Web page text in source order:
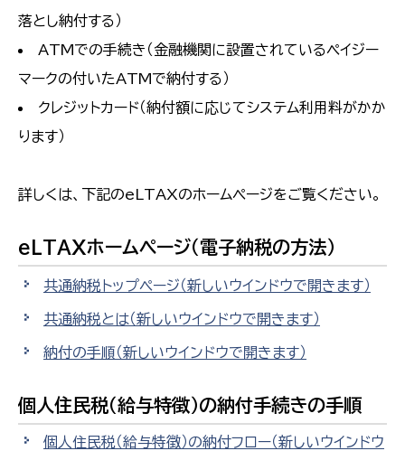
落とし納付する）
ATMでの手続き（金融機関に設置されているペイジー
マークの付いたATMで納付する）
クレジットカード（納付額に応じてシステム利用料がかか
ります）
詳しくは、下記のeLTAXのホームページをご覧ください。
eLTAXホームページ（電子納税の方法）
共通納税トップページ（新しいウインドウで開きます）
共通納税とは（新しいウインドウで開きます）
納付の手順（新しいウインドウで開きます）
個人住民税（給与特徴）の納付手続きの手順
個人住民税（給与特徴）の納付フロー（新しいウインドウ